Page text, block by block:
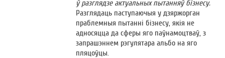
ў разглядзе актуальных пытанняў бізнесу.
Разглядаць паступаючыя у дзяржорган
праблемныя пытанні бізнесу, якія не
адносяцца да сферы яго паўнамоцтваў, з
запрашэннем рэгулятара альбо на яго
пляцоўцы.